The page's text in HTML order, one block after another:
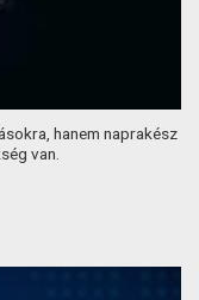
hanem naprakész
van.